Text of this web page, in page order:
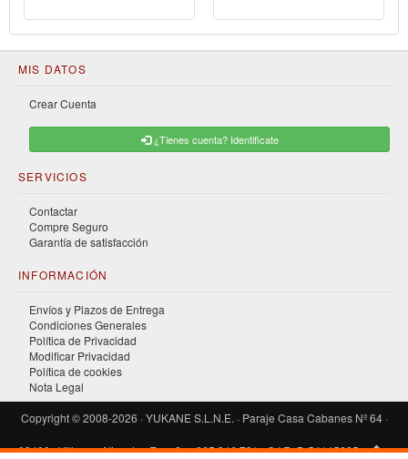
MIS DATOS
Crear Cuenta
¿Tienes cuenta? Identificate
SERVICIOS
Contactar
Compre Seguro
Garantía de satisfacción
INFORMACIÓN
Envíos y Plazos de Entrega
Condiciones Generales
Política de Privacidad
Modificar Privacidad
Política de cookies
Nota Legal
Copyright © 2008-2026 · YUKANE S.L.N.E. · Paraje Casa Cabanes Nº 64 ·
03400 · Villena · Alicante · España · 965 346 791 · C.I.F.: B-54145685